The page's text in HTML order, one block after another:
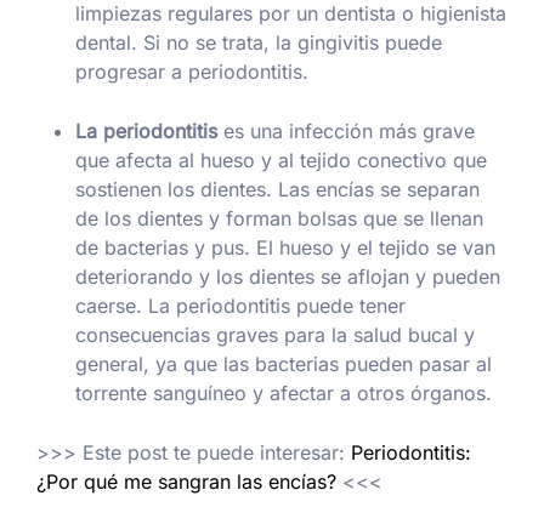
limpiezas regulares por un dentista o higienista
dental. Si no se trata, la gingivitis puede
progresar a periodontitis.
La periodontitises una infección más grave
que afecta al hueso y al tejido conectivo que
sostienen los dientes. Las encías se separan
de los dientes y forman bolsas que se llenan
de bacterias y pus. El hueso y el tejido se van
deteriorando y los dientes se aflojan y pueden
caerse. La periodontitis puede tener
consecuencias graves para la salud bucal y
general, ya que las bacterias pueden pasar al
torrente sanguíneo y afectar a otros órganos.
>>> Este post te puede interesar: Periodontitis:
¿Por qué me sangran las encías? <<<